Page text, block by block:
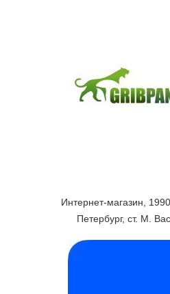
Интернет-магазин,
Петербург, ст. М.